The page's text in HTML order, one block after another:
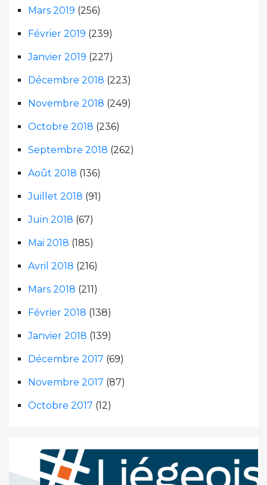
Mars 2019 (256)
Février 2019 (239)
Janvier 2019 (227)
Décembre 2018 (223)
Novembre 2018 (249)
Octobre 2018 (236)
Septembre 2018 (262)
Août 2018 (136)
Juillet 2018 (91)
Juin 2018 (67)
Mai 2018 (185)
Avril 2018 (216)
Mars 2018 (211)
Février 2018 (138)
Janvier 2018 (139)
Décembre 2017 (69)
Novembre 2017 (87)
Octobre 2017 (12)